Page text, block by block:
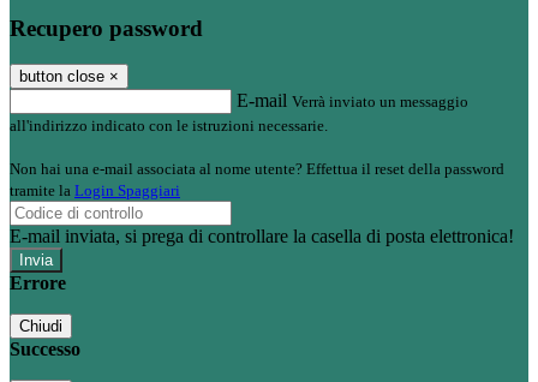
Recupero password
button close ×
E-mail Verrà inviato un messaggio
all'indirizzo indicato con le istruzioni necessarie.
Non hai una e-mail associata al nome utente? Effettua il reset della password
tramite la Login Spaggiari
E-mail inviata, si prega di controllare la casella di posta elettronica!
Errore
Chiudi
Successo